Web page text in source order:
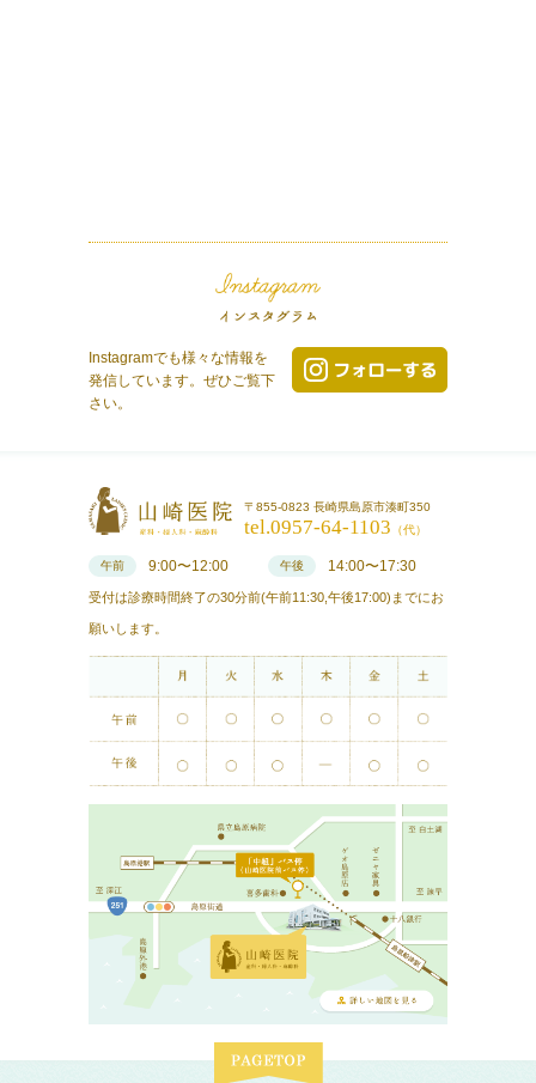
Instagramでも様々な情報を
発信しています。ぜひご覧下
さい。
〒855-0823 長崎県島原市湊町350
tel.0957-64-1103 （代）
午前 9:00〜12:00 午後 14:00〜17:30
受付は診療時間終了の30分前(午前11:30,午後17:00)までにお
願いします。